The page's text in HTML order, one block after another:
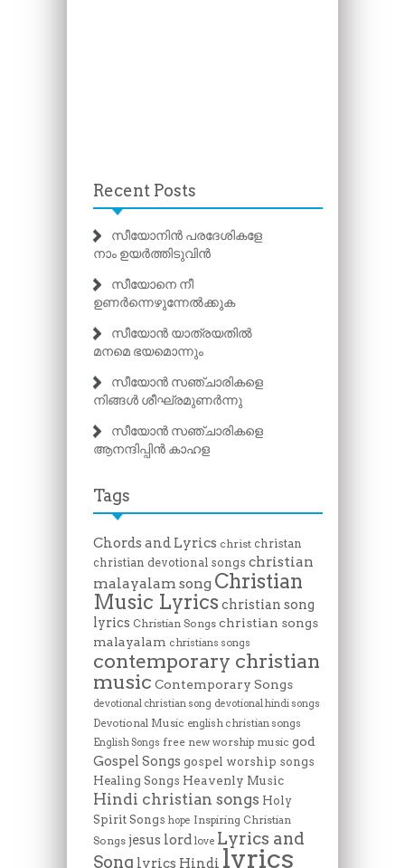
Recent Posts
സീയോനിൻ പരദേശികളേ
നാം ഉയർത്തിടുവിൻ
സീയോനെ നീ
ഉണർന്നെഴുന്നേൽക്കുക
സീയോൻ യാത്രയതിൽ
മനമെ ഭയമൊന്നും
സീയോൻ സഞ്ചാരികളെ
നിങ്ങൾ ശീഘ്രമുണർന്നു
സീയോൻ സഞ്ചാരികളെ
ആനന്ദിപ്പിൻ കാഹള
Tags
Chords and Lyrics christ christan
christian devotional songs christian
malayalam song Christian
Music Lyrics christian song
lyrics Christian Songs christian songs
malayalam christians songs
contemporary christian
music Contemporary Songs
devotional christian song devotional hindi songs
Devotional Music english christian songs
English Songs free new worship music god
Gospel Songs gospel worship songs
Healing Songs Heavenly Music
Hindi christian songs Holy
Spirit Songs hope Inspiring Christian
Songs jesus lord love Lyrics and
Song lyrics Hindi lyrics